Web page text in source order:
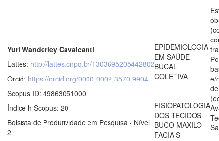
Yuri Wanderley Cavalcanti
Lattes: http://lattes.cnpq.br/1303695205442802
Orcid: https://orcid.org/0000-0002-3570-9904
Scopus ID: 49863051000
Índice h Scopus: 20
Bolsista de Produtividade em Pesquisa - Nível
2
EPIDEMIOLOGIA
EM SAÚDE
BUCAL
COLETIVA
FISIOPATOLOGIA
DOS TECIDOS
BUCO-MAXILO-
FACIAIS
e/